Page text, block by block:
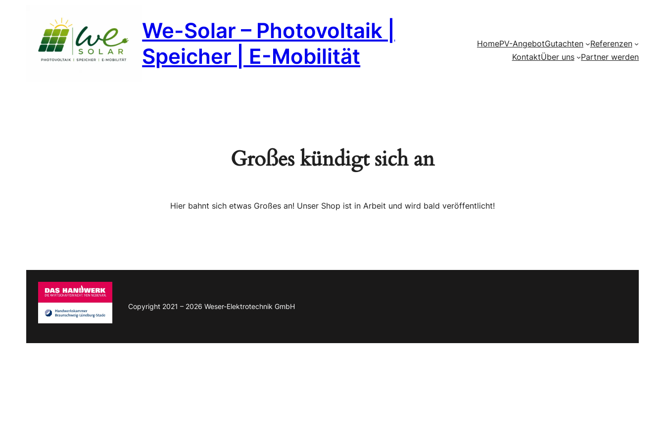
We-Solar – Photovoltaik |
Speicher | E-Mobilität
HomePV-AngebotGutachten
Referenzen
KontaktÜber uns Partner werden
Großes kündigt sich an
Hier bahnt sich etwas Großes an! Unser Shop ist in Arbeit und wird bald veröffentlicht!
Copyright 2021 – 2026 Weser-Elektrotechnik GmbH